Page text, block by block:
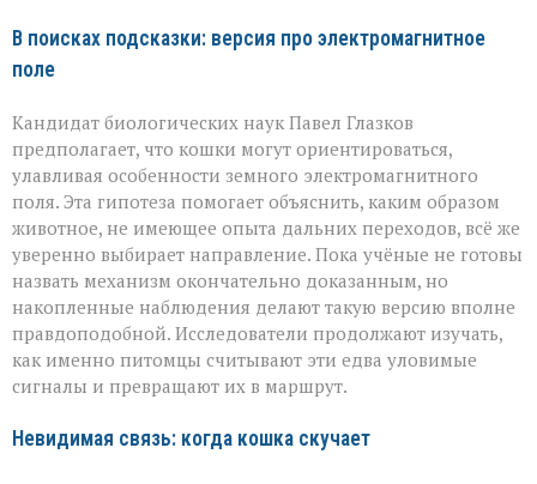
В поисках подсказки: версия про электромагнитное
поле
Кандидат биологических наук Павел Глазков
предполагает, что кошки могут ориентироваться,
улавливая особенности земного электромагнитного
поля. Эта гипотеза помогает объяснить, каким образом
животное, не имеющее опыта дальних переходов, всё же
уверенно выбирает направление. Пока учёные не готовы
назвать механизм окончательно доказанным, но
накопленные наблюдения делают такую версию вполне
правдоподобной. Исследователи продолжают изучать,
как именно питомцы считывают эти едва уловимые
сигналы и превращают их в маршрут.
Невидимая связь: когда кошка скучает